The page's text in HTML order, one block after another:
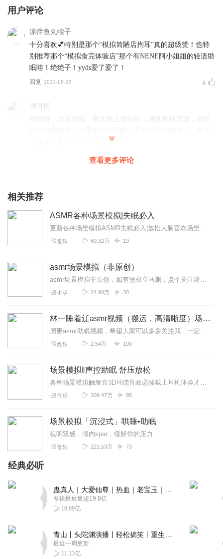
用户评论
凉拌鱼丸犊子
十分喜欢💕特别是那个“模拟简陋店掏耳”真的超级赞！也特
别推荐那个“模拟食完体验店”那个有NENE阿小姐姐的轻语助
眠哇！绝绝子！yyds爱了爱了！
回复 2021-08-29 4
卿月悦
很好听，非常助眠，每天晚上都在听，感觉身临其境，似乎
主播多多更新哦！我一直支持！
图能不能换一下，大晚上看到模型人偶有点吓人
心碎宇少
求多更新一些视频，求求求求
绵槿鼠崽子
还可以，多更新，多出一些那种染发什么的
查看更多评论
相关推荐
ASMR各种场景模拟|失眠必入
更新各种场景模拟ASMR失眠必入|放松大脑喜欢场景模拟的宝宝不要错过喜欢的话多多订阅点赞哦谢谢支持祝你好梦
音乐 60.32万 19
asmr场景模拟（非原创）
asmr场景模拟非原创，如有侵权立马删，点个关注谢谢大家节目主题：asmr场景模拟适合谁听：失眠人必听更新频率：更新快
生活 24.98万 30
林一睡着辽asmr视频（搬运，高清晰度）场景模拟
周更asmr助眠视频，希望大家可以多多关注我，一定会搬运优质视频的助更林一睡着辽，谢谢大家，有想要投稿的博主可以私信我！
娱乐 2.54万 100
场景模拟‖声控助眠 舒压放松
各种场景模拟触发音3D环绕音效必须戴上耳机体验才有效果带你快速舒缓压力放松心情快速入眠喜欢关注一下吧
音乐 309.47万 95
场景模拟「沉浸式」哄睡•助眠
视听双感，颅内spar，缓解你的压力
音乐 221.53万 73
经典必听
专辑播放量超19.8亿
19.09亿
最近一周更新
11.33亿